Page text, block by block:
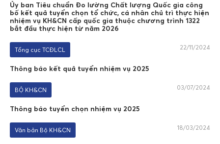
Ủy ban Tiêu chuẩn Đo lường Chất lượng Quốc gia công
bố kết quả tuyển chọn tổ chức, cá nhân chủ trì thực hiện
nhiệm vụ KH&CN cấp quốc gia thuộc chương trình 1322
bắt đầu thực hiện từ năm 2026
Tổng cục TCĐLCL 22/11/2024
Thông báo kết quả tuyển nhiệm vụ 2025
BỘ KH&CN 03/07/2024
Thông báo tuyển chọn nhiệm vụ 2025
Văn bản Bộ KH&CN 18/03/2024